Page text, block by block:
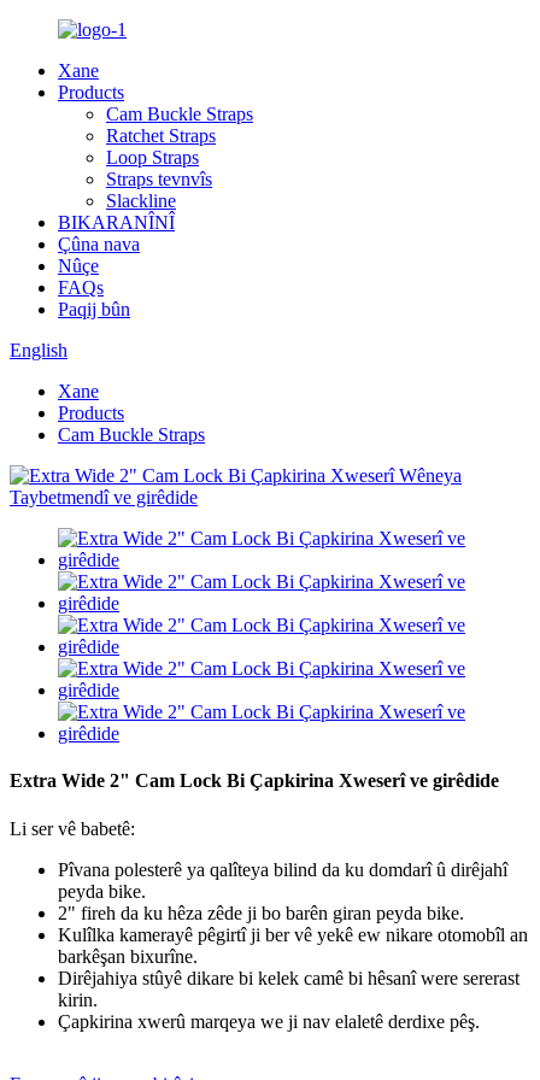
Xane
Products
Cam Buckle Straps
Ratchet Straps
Loop Straps
Straps tevnvîs
Slackline
BIKARANÎNÎ
Çûna nava
Nûçe
FAQs
Paqij bûn
English
Xane
Products
Cam Buckle Straps
Extra Wide 2" Cam Lock Bi Çapkirina Xweserî ve girêdide
Li ser vê babetê:
Pîvana polesterê ya qalîteya bilind da ku domdarî û dirêjahî
peyda bike.
2" fireh da ku hêza zêde ji bo barên giran peyda bike.
Kulîlka kamerayê pêgirtî ji ber vê yekê ew nikare otomobîl an
barkêşan bixurîne.
Dirêjahiya stûyê dikare bi kelek camê bi hêsanî were sererast
kirin.
Çapkirina xwerû marqeya we ji nav elaletê derdixe pêş.